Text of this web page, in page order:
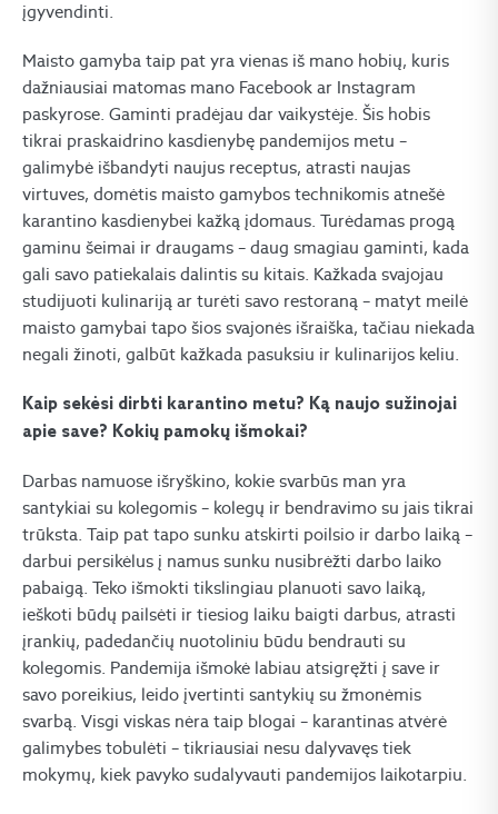
įgyvendinti.
Maisto gamyba taip pat yra vienas iš mano hobių, kuris
dažniausiai matomas mano Facebook ar Instagram
paskyrose. Gaminti pradėjau dar vaikystėje. Šis hobis
tikrai praskaidrino kasdienybę pandemijos metu –
galimybė išbandyti naujus receptus, atrasti naujas
virtuves, domėtis maisto gamybos technikomis atnešė
karantino kasdienybei kažką įdomaus. Turėdamas progą
gaminu šeimai ir draugams – daug smagiau gaminti, kada
gali savo patiekalais dalintis su kitais. Kažkada svajojau
studijuoti kulinariją ar turėti savo restoraną – matyt meilė
maisto gamybai tapo šios svajonės išraiška, tačiau niekada
negali žinoti, galbūt kažkada pasuksiu ir kulinarijos keliu.
Kaip sekėsi dirbti karantino metu? Ką naujo sužinojai
apie save? Kokių pamokų išmokai?
Darbas namuose išryškino, kokie svarbūs man yra
santykiai su kolegomis – kolegų ir bendravimo su jais tikrai
trūksta. Taip pat tapo sunku atskirti poilsio ir darbo laiką –
darbui persikėlus į namus sunku nusibrėžti darbo laiko
pabaigą. Teko išmokti tikslingiau planuoti savo laiką,
ieškoti būdų pailsėti ir tiesiog laiku baigti darbus, atrasti
įrankių, padedančių nuotoliniu būdu bendrauti su
kolegomis. Pandemija išmokė labiau atsigręžti į save ir
savo poreikius, leido įvertinti santykių su žmonėmis
svarbą. Visgi viskas nėra taip blogai – karantinas atvėrė
galimybes tobulėti – tikriausiai nesu dalyvavęs tiek
mokymų, kiek pavyko sudalyvauti pandemijos laikotarpiu.